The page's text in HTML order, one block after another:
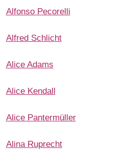
Alfonso Pecorelli
Alfred Schlicht
Alice Adams
Alice Kendall
Alice Pantermüller
Alina Ruprecht